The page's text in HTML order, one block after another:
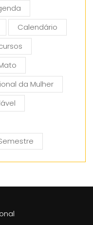
Calendário
da Mulher